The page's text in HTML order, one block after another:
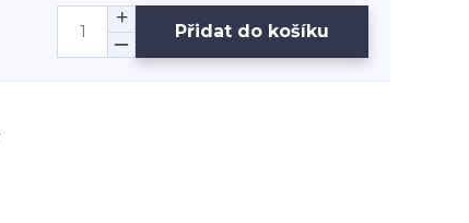
Přidat do košíku